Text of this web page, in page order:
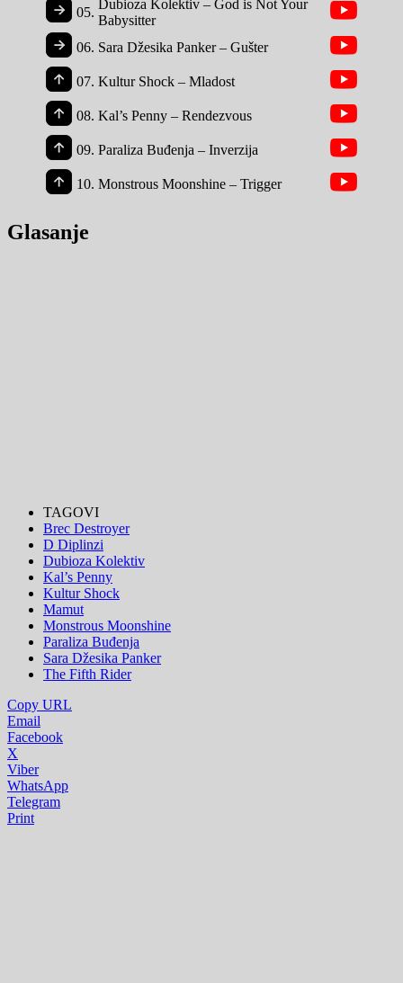
05.
Dubioza Kolektiv – God is Not Your
Babysitter
06. Sara Džesika Panker – Gušter
07. Kultur Shock – Mladost
08. Kal’s Penny – Rendezvous
09. Paraliza Buđenja – Inverzija
10. Monstrous Moonshine – Trigger
Glasanje
TAGOVI
Brec Destroyer
D Diplinzi
Dubioza Kolektiv
Kal’s Penny
Kultur Shock
Mamut
Monstrous Moonshine
Paraliza Buđenja
Sara Džesika Panker
The Fifth Rider
Copy URL
Email
Facebook
X
Viber
WhatsApp
Telegram
Print